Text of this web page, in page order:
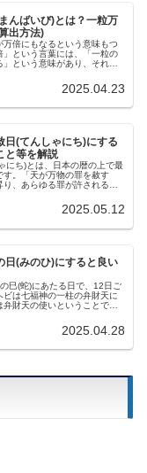
んばいび)とは？一粒万
出方法)
倍にもなるという意味もつ
という言葉には、「一粒の
という意味があり、それが
2025.04.23
日(てんしゃにち)にする
と等を解説
にち)とは、日本の暦の上で最
す。「天が万物の罪を赦す
、あらゆる罪が許される日
2025.05.12
日(みのひ)にすると良い
巳(蛇)にあたる日で、12日ご
は七福神の一柱の弁財天に
財天の使いということで、
2025.04.28